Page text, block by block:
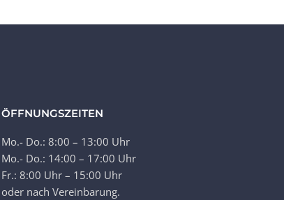
ÖFFNUNGSZEITEN
Mo.- Do.: 8:00 – 13:00 Uhr
Mo.- Do.: 14:00 – 17:00 Uhr
Fr.: 8:00 Uhr – 15:00 Uhr
oder nach Vereinbarung.